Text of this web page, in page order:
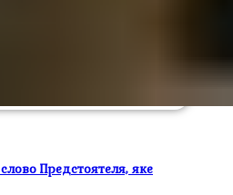
Предстоятеля, яке